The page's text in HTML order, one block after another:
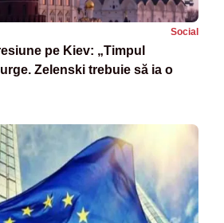
Social
pe Kiev: „Timpul
Zelenski trebuie să ia o